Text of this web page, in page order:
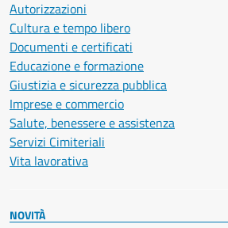
Autorizzazioni
Cultura e tempo libero
Documenti e certificati
Educazione e formazione
Giustizia e sicurezza pubblica
Imprese e commercio
Salute, benessere e assistenza
Servizi Cimiteriali
Vita lavorativa
NOVITÀ